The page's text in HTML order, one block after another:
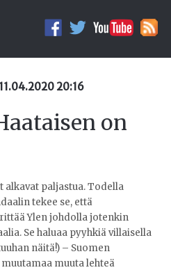
20:16
on
alkavat paljastua. Todella
tekee se, että
Ylen johdolla jotenkin
Se haluaa pyyhkiä villaisella
näitä!) – Suomen
muuta lehteä